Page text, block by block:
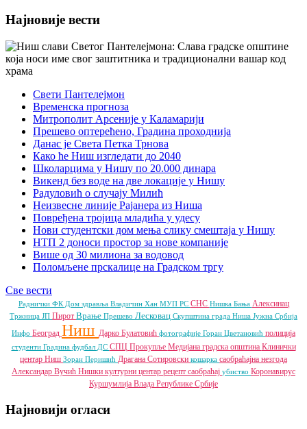
Најновије вести
Свети Пантелејмон
Временска прогноза
Митрополит Арсеније у Каламарији
Прешево оптерећено, Градина проходнија
Данас је Света Петка Трнова
Како ће Ниш изгледати до 2040
Школарцима у Нишу по 20.000 динара
Викенд без воде на две локације у Нишу
Радуловић о случају Милић
Неизвесне линије Рајанера из Ниша
Повређена тројица младића у удесу
Нови студентски дом мења слику смештаја у Нишу
НТП 2 доноси простор за нове компаније
Више од 30 милиона за водовод
Поломљене прскалице на Градском тргу
Све вести
Раднички ФК Дом здравља Владичин Хан МУП РС СНС Нишка Бања Алексинац
Тржница ЈП Пирот Врање Прешево Лесковац Скупштина града Ниша Јужна Србија
Инфо Београд Ниш Дарко Булатовић фотографије Горан Цветановић полиција
студенти Градина фудбал ДС СПЦ Прокупље Медијана градска општина Клинички
центар Ниш Зоран Перишић Драгана Сотировски кошарка саобраћајна незгода
Александар Вучић Нишки културни центар рецепт саобраћај убиство Коронавирус
Куршумлија Влада Републике Србије
Најновији огласи